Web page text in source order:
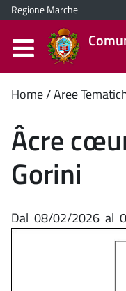
Regione Marche
Home Aree
Âcre
Gorini
Dal 08/02/2026 al